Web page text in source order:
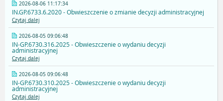
2026-08-06 11:17:34
IN.GP.6733.6.2020 - Obwieszczenie o zmianie decyzji administracyjnej
Czytaj dalej
2026-08-05 09:06:48
IN-GP.6730.316.2025 - Obwieszczenie o wydaniu decyzji
administracyjnej
Czytaj dalej
2026-08-05 09:06:48
IN-GP.6730.310.2025 - Obwieszczenie o wydaniu decyzji
administracyjnej
Czytaj dalej